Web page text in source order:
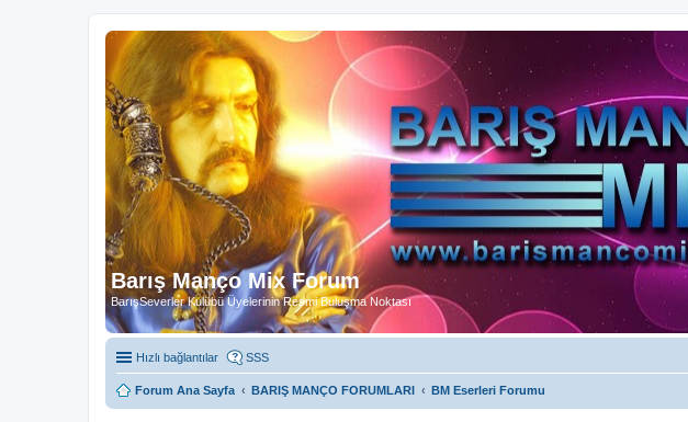
Barış Manço Mix Forum
BarışSeverler Kulübü Üyelerinin Resmi Buluşma Noktası
Hızlı bağlantılar SSS
Forum Ana Sayfa BARIŞ MANÇO FORUMLARI BM Eserleri Forumu